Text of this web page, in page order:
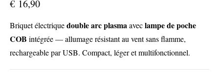
€ 16,90
Briquet électriquedouble arc plasmaaveclampe de poche
COB intégrée — allumage résistant au vent sans flamme,
rechargeable par USB. Compact, léger et multifonctionnel.